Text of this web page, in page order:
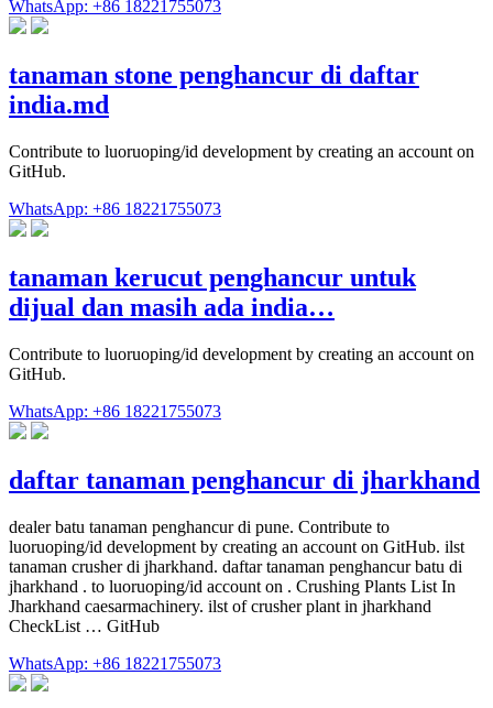
WhatsApp: +86 18221755073
tanaman stone penghancur di daftar
india.md
Contribute to luoruoping/id development by creating an account on
GitHub.
WhatsApp: +86 18221755073
tanaman kerucut penghancur untuk
dijual dan masih ada india…
Contribute to luoruoping/id development by creating an account on
GitHub.
WhatsApp: +86 18221755073
daftar tanaman penghancur di jharkhand
dealer batu tanaman penghancur di pune. Contribute to
luoruoping/id development by creating an account on GitHub. ilst
tanaman crusher di jharkhand. daftar tanaman penghancur batu di
jharkhand . to luoruoping/id account on . Crushing Plants List In
Jharkhand caesarmachinery. ilst of crusher plant in jharkhand
CheckList … GitHub
WhatsApp: +86 18221755073